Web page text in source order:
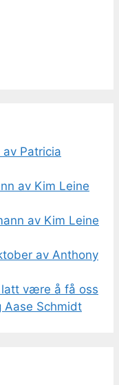
Patricia
av Kim Leine
av Kim Leine
av Anthony
latt være å få oss
Aase Schmidt